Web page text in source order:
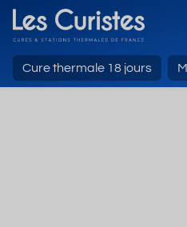
Cure thermale 18 jours